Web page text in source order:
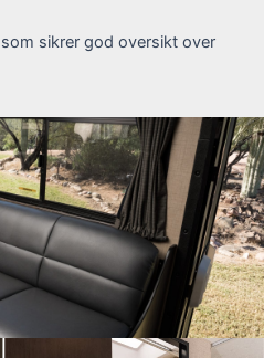
sikrer god oversikt over